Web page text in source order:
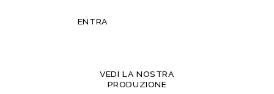
ENTRA
VEDI LA NOSTRA
PRODUZIONE